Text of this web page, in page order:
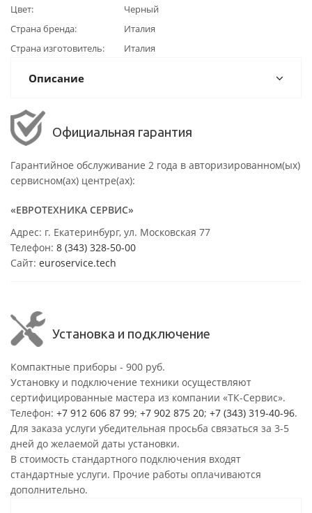
Цвет
Черный
Страна бренда
Италия
Страна изготовитель
Италия
Описание
Официальная гарантия
Гарантийное обслуживание 2 года в авторизированном(ых)
сервисном(ах) центре(ах):
«ЕВРОТЕХНИКА СЕРВИС»
Адрес: г. Екатеринбург, ул. Московская 77
Телефон: 8 (343) 328-50-00
Сайт: euroservice.tech
Установка и подключение
Компактные приборы - 900 руб.
Установку и подключение техники осуществляют
сертифицированные мастера из компании «ТК-Сервис».
Телефон: +7 912 606 87 99; +7 902 875 20; +7 (343) 319-40-96.
Для заказа услуги убедительная просьба связаться за 3-5
дней до желаемой даты установки.
В стоимость стандартного подключения входят
стандартные услуги. Прочие работы оплачиваются
дополнительно.